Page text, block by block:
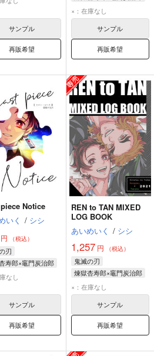
サンプル
再販希望
竈門炭治郎
煉獄杏寿郎
×：在庫なし
サンプル
再販希望
Notice
いく / シシ
円 （税込）
刃
寿郎×竈門炭治郎
治郎
なし
サンプル
再販希望
REN to TAN MIXED
LOG BOOK
あいめいく / シシ
1,257円 （税込）
鬼滅の刃
煉獄杏寿郎×竈門炭治郎
竈門炭治郎
煉獄杏寿郎
×：在庫なし
サンプル
再販希望